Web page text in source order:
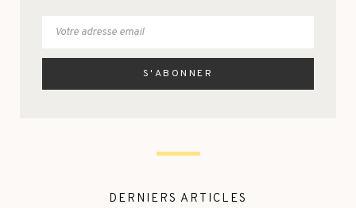
DERNIERS ARTICLES